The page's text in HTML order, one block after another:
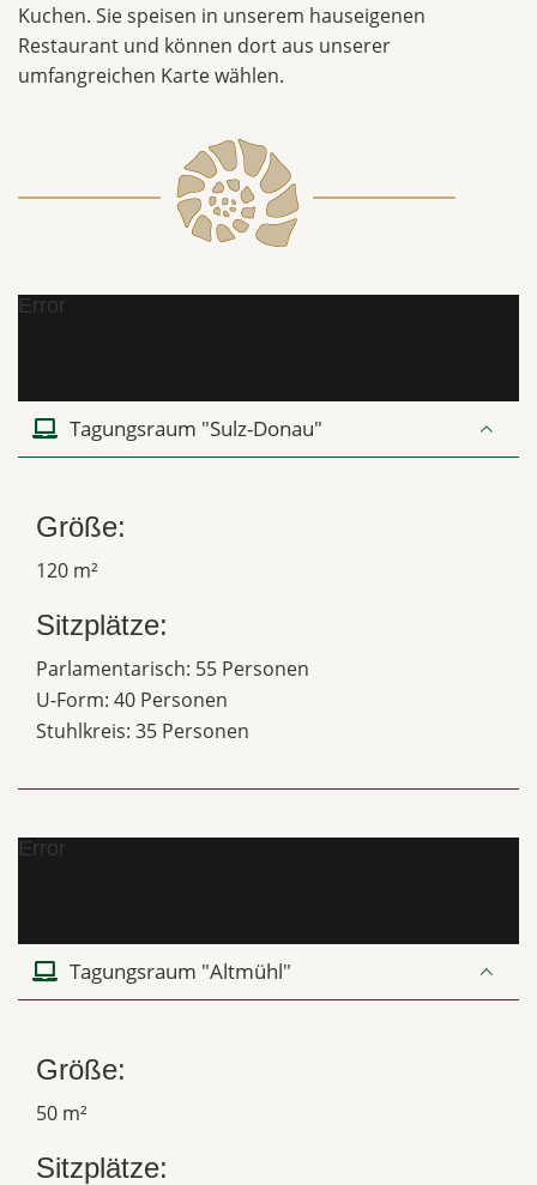
Kuchen. Sie speisen in unserem hauseigenen
Restaurant und können dort aus unserer
umfangreichen Karte wählen.
Error
Tagungsraum "Sulz-Donau"
Größe:
120 m²
Sitzplätze:
Parlamentarisch: 55 Personen
U-Form: 40 Personen
Stuhlkreis: 35 Personen
Error
Tagungsraum "Altmühl"
Größe:
50 m²
Sitzplätze: